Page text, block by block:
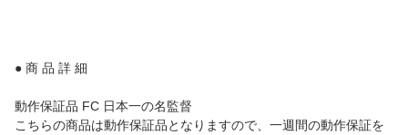
● 商 品 詳 細
動作保証品 FC 日本一の名監督
こちらの商品は動作保証品となりますので、一週間の動作保証を